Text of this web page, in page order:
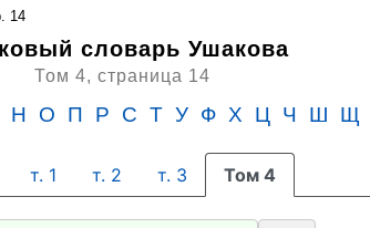
14
словарь Ушакова
Том 4, страница 14
Н О П Р С Т У Ф Х Ц Ч Ш Щ
т. 1 т. 2 т. 3 Том 4